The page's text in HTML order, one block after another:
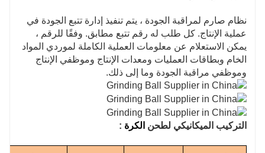
نظام صارم لمراقبة الجودة ، يتم تنفيذ إدارة تتبع الجودة في
عملية الإنتاج. كل طلب له رقم تتبع مطابق. وفقًا للرقم ،
يمكن الاستعلام عن معلومات العملية الكاملة لموردي المواد
الخام وبطاقات العمليات ومعدات الإنتاج وموظفي الإنتاج
وموظفي مراقبة الجودة وما إلى ذلك.
التركيب الميكانيكي لطحن الكرة :